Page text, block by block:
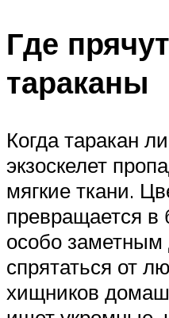
Где
тараканы
Когда таракан
экзоскелет
мягкие ткани.
превращается в
особо заметным
спрятаться от
хищников